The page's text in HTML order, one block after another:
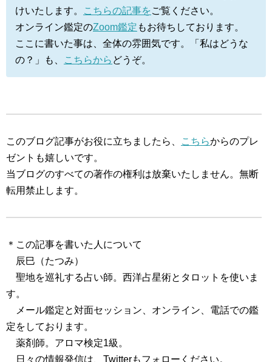
けいたします。
こちらの記事をご覧ください。
オンライン鑑定のZoom鑑定 もお待ちしております。
ここに書いた事は、全体の雰囲気です。「私はどうな
の？」も、
こちらから どうぞ。
このブログ記事がお役に立ちましたら、 こちらからのプレ
ゼントも嬉しいです。
当ブログのすべての著作の権利は放棄いたしません。無断
転用禁止します。
＊この記事を書いた人について
辰巳（たつみ）
聖地を巡礼する占い師。西洋占星術とタロットを使いま
す。
メール鑑定と対面セッション、オンライン、電話での鑑
定をしております。
薬剤師。アロマ検定1級。
日々の情報発信は、Twitterもフォローください。